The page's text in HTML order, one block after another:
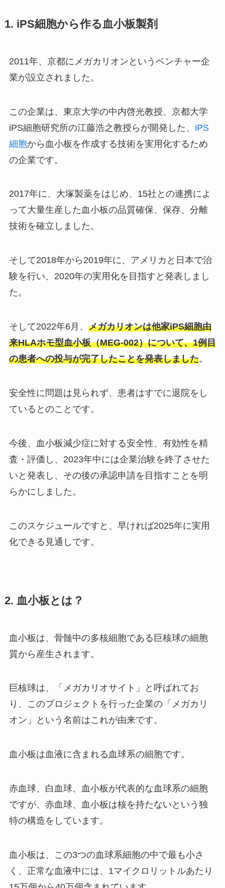
1. iPS細胞から作る血小板製剤
2011年、京都にメガカリオンというベンチャー企
業が設立されました。
この企業は、東京大学の中内啓光教授、京都大学
iPS細胞研究所の江藤浩之教授らが開発した、 iPS
細胞から血小板を作成する技術を実用化するため
の企業です。
2017年に、大塚製薬をはじめ、15社との連携によ
って大量生産した血小板の品質確保、保存、分離
技術を確立しました。
そして2018年から2019年に、アメリカと日本で治
験を行い、2020年の実用化を目指すと発表しまし
た。
そして2022年6月、 メガカリオンは他家iPS細胞由
来HLAホモ型血小板（MEG-002）について、1例目
の患者への投与が完了したことを発表しました。
安全性に問題は見られず、患者はすでに退院をし
ているとのことです。
今後、血小板減少症に対する安全性、有効性を精
査・評価し、2023年中には企業治験を終了させた
いと発表し、その後の承認申請を目指すことを明
らかにしました。
このスケジュールですと、早ければ2025年に実用
化できる見通しです。
2. 血小板とは？
血小板は、骨髄中の多核細胞である巨核球の細胞
質から産生されます。
巨核球は、「 メガカリオサイト 」と呼ばれてお
り、このプロジェクトを行った企業の「メガカリ
オン」という名前はこれが由来です。
血小板は血液に含まれる血球系の細胞です。
赤血球、白血球、血小板が代表的な血球系の細胞
ですが、赤血球、血小板は核を持たないという独
特の構造をしています。
血小板は、この3つの血球系細胞の中で最も小さ
く、正常な血液中には、1マイクロリットルあたり